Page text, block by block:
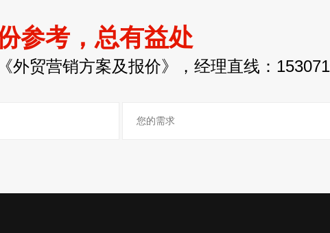
参考，总有益处
外贸营销方案及报价》，经理直线：